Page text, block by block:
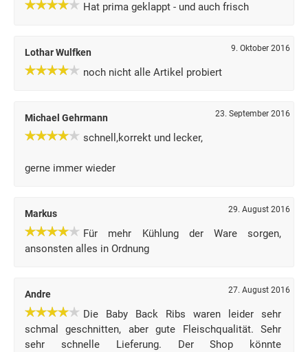
Hat prima geklappt - und auch frisch
Lothar Wulfken 9. Oktober 2016
noch nicht alle Artikel probiert
Michael Gehrmann 23. September 2016
schnell,korrekt und lecker,
gerne immer wieder
Markus 29. August 2016
Für mehr Kühlung der Ware sorgen,
ansonsten alles in Ordnung
Andre 27. August 2016
Die Baby Back Ribs waren leider sehr
schmal geschnitten, aber gute Fleischqualität. Sehr
sehr schnelle Lieferung. Der Shop könnte